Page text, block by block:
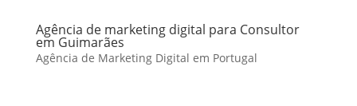
Agência de marketing digital para Consultor
em Guimarães
Agência de Marketing Digital em Portugal